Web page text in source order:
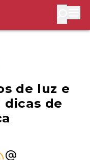
de luz e
dicas de